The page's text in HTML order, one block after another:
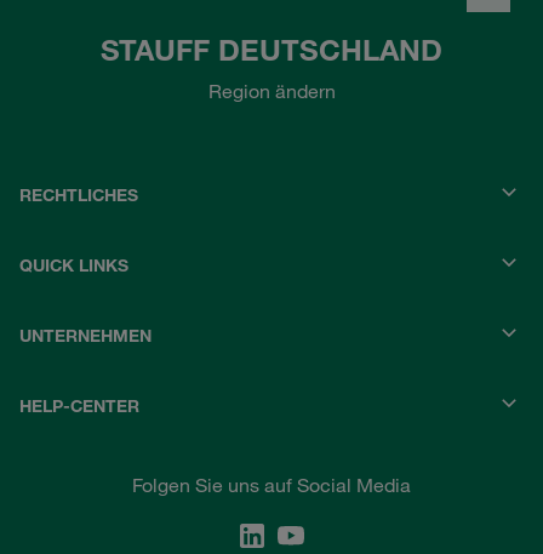
STAUFF DEUTSCHLAND
Region ändern
RECHTLICHES
QUICK LINKS
UNTERNEHMEN
HELP-CENTER
Folgen Sie uns auf Social Media